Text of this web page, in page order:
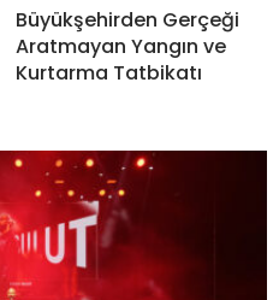
Büyükşehirden Gerçeği
Aratmayan Yangın ve
Kurtarma Tatbikatı